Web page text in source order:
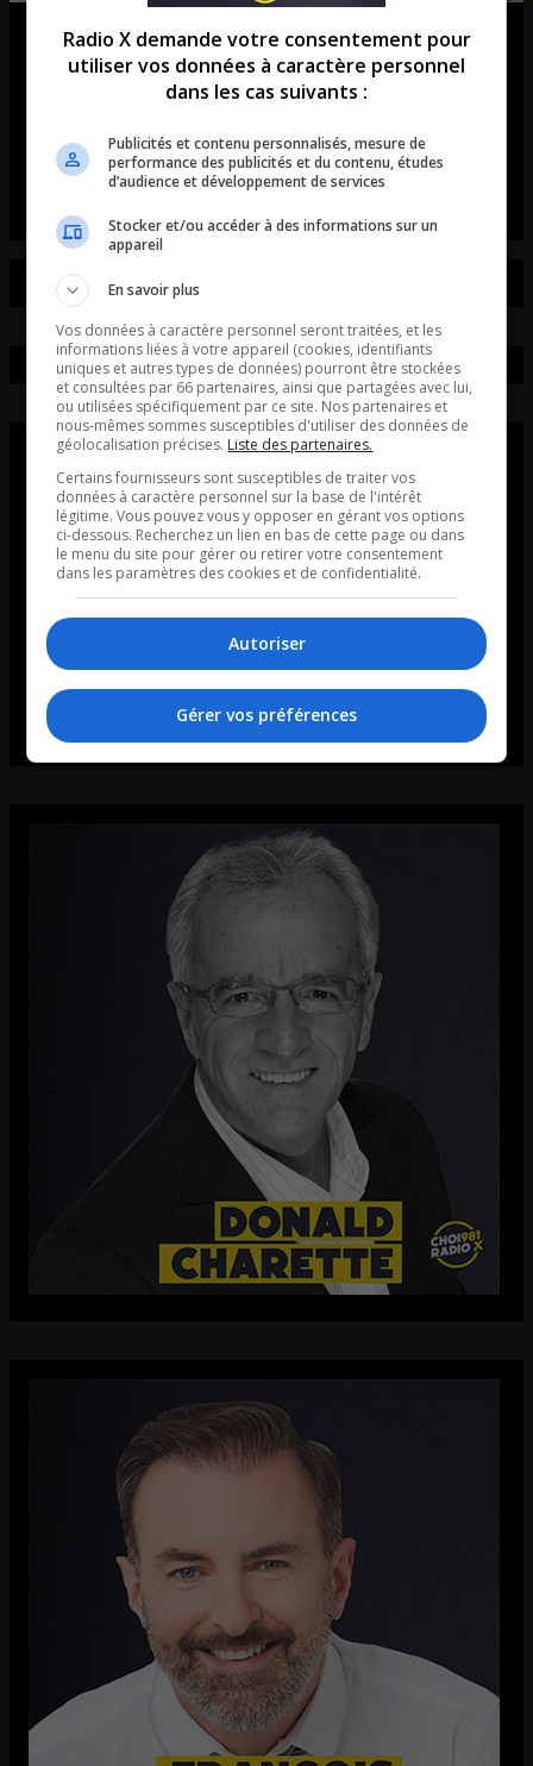
Match2Ride : l’application qui
révolutionne les rassemblements
L’entrevue avec David Beaudoin
Radio X demande votre consentement pour
utiliser vos données à caractère personnel
dans les cas suivants :
Publicités et contenu personnalisés, mesure de
performance des publicités et du contenu, études
d’audience et développement de services
Stocker et/ou accéder à des informations sur un
appareil
En savoir plus
Vos données à caractère personnel seront traitées, et les
informations liées à votre appareil (cookies, identifiants
uniques et autres types de données) pourront être stockées
et consultées par 66 partenaires, ainsi que partagées avec lui,
ou utilisées spécifiquement par ce site. Nos partenaires et
nous-mêmes sommes susceptibles d'utiliser des données de
géolocalisation précises. Liste des partenaires.
Certains fournisseurs sont susceptibles de traiter vos
données à caractère personnel sur la base de l'intérêt
légitime. Vous pouvez vous y opposer en gérant vos options
ci-dessous. Recherchez un lien en bas de cette page ou dans
le menu du site pour gérer ou retirer votre consentement
dans les paramètres des cookies et de confidentialité.
Autoriser
Gérer vos préférences